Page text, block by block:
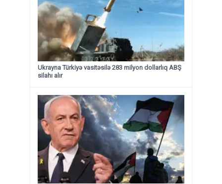
Ukrayna Türkiyə vasitəsilə 283 milyon dollarlıq ABŞ
silahı alır